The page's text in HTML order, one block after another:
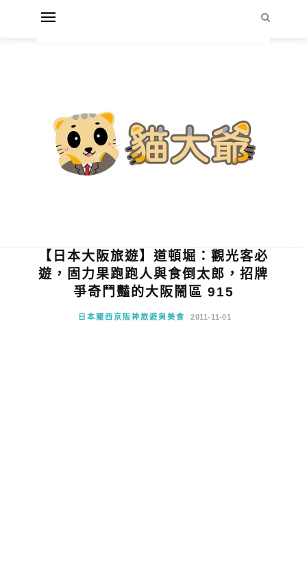
【日本大阪旅遊】道頓堀：觀光客必
遊，固力果跑跑人與食倒太郎，招牌
爭奇鬥豔的大阪鬧區 915
日本關西京阪神旅遊與美食 2011-11-01